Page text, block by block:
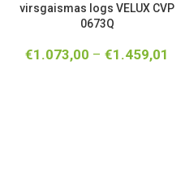
virsgaismas logs VELUX CVP
0673Q
€1.073,00 – €1.459,01